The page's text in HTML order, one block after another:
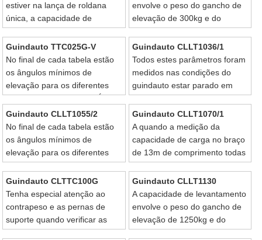
estiver na lança de roldana
única, a capacidade de
levantamento de cada secção
deverá ter uma corte pelo
peso do ganho auxiliar de pelo
menos 70kg.
envolve o peso do gancho de
elevação de 300kg e do
gancho auxiliar de 70kg.
Guindauto TTC025G-V
No final de cada tabela estão
os ângulos mínimos de
elevação para os diferentes
comprimentos de lança. É
arriscado baixar a elevação
abaixo desses valores.
Guindauto CLLT1036/1
Todos estes parâmetros foram
medidos nas condições do
guindauto estar parado em
terreno sólido e nivelado.
Guindauto CLLT1055/2
No final de cada tabela estão
os ângulos mínimos de
elevação para os diferentes
comprimentos de lança.
Guindauto CLLT1070/1
A quando a medição da
capacidade de carga no braço
de 13m de comprimento todas
as seções de expansão
deveram estar retraídas.
Guindauto CLTTC100G
Tenha especial atenção ao
contrapeso e as pernas de
suporte quando verificar as
capacidades de levantamento
Guindauto CLLT1130
A capacidade de levantamento
envolve o peso do gancho de
elevação de 1250kg e do
gancho secundário ou auxiliar